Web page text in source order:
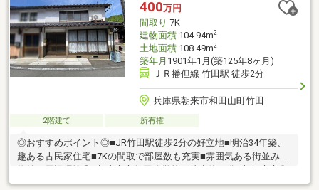
400万円
間取り 7K
建物面積104.94m2
土地面積108.49m2
築年月 1901年1月(築125年8ヶ月)
ＪＲ播但線 竹田駅 徒歩2分
兵庫県朝来市和田山町竹田
2階建て 所有権
◎おすすめポイント◎■JR竹田駅徒歩2分の好立地■明治34年築、
趣ある古民家住宅■7Kの間取で部屋数も充実■雰囲気ある街並み◎
物件の周辺環境◎■朝来市立竹田小学校：徒歩約15分■朝来市立和
田山中学校：自転車約23分■業務スーパー和田山店：車約3分■ロ